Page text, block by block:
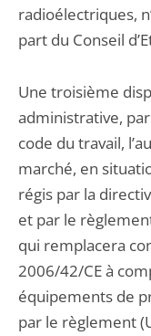
radioélectriques,
part du Conseil
Une troisième
administrative,
code du travail,
marché, en
régis par la
et par le
qui remplacera
2006/42/CE à
équipements de
par le règlement